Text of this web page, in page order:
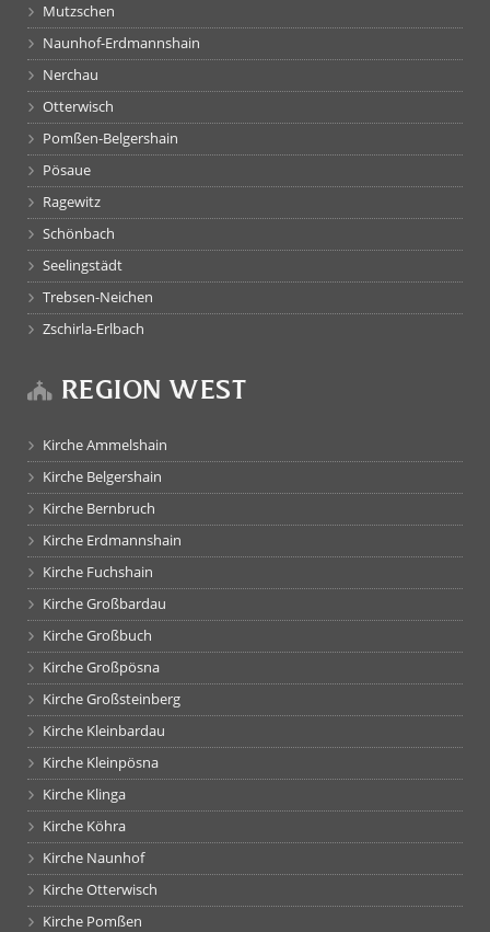
Mutzschen
Naunhof-Erdmannshain
Nerchau
Otterwisch
Pomßen-Belgershain
Pösaue
Ragewitz
Schönbach
Seelingstädt
Trebsen-Neichen
Zschirla-Erlbach
REGION WEST
Kirche Ammelshain
Kirche Belgershain
Kirche Bernbruch
Kirche Erdmannshain
Kirche Fuchshain
Kirche Großbardau
Kirche Großbuch
Kirche Großpösna
Kirche Großsteinberg
Kirche Kleinbardau
Kirche Kleinpösna
Kirche Klinga
Kirche Köhra
Kirche Naunhof
Kirche Otterwisch
Kirche Pomßen